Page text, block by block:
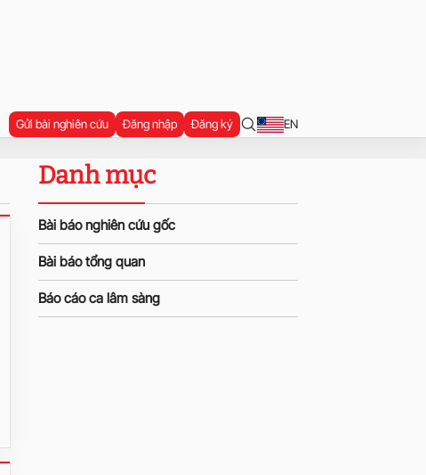
Gửi bài nghiên cứu Đăng nhập Đăng ký EN
Danh mục
Bài báo nghiên cứu gốc
Bài báo tổng quan
Báo cáo ca lâm sàng